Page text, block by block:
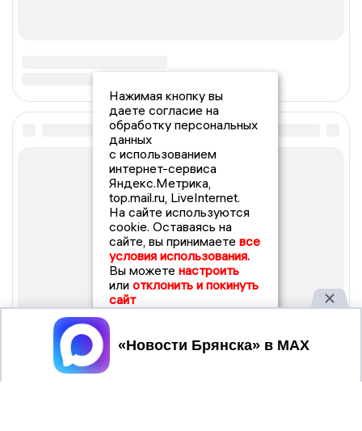
Нажимая кнопку вы
даете согласие на
обработку персональных
данных
с использованием
интернет-сервиса
Яндекс.Метрика,
top.mail.ru, LiveInternet.
На сайте используются
cookie. Оставаясь на
сайте, вы принимаете все
условия использования.
Вы можете настроить
или отклонить и покинуть
сайт
Принять